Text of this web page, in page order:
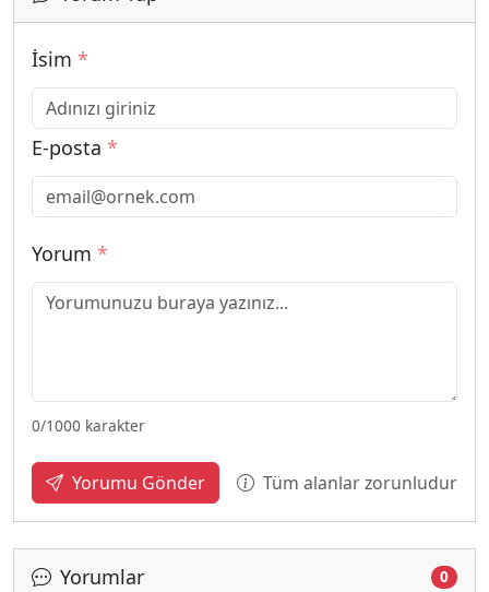
İsim *
E-posta *
Yorum *
0/1000 karakter
Yorumu Gönder Tüm alanlar zorunludur
Yorumlar 0